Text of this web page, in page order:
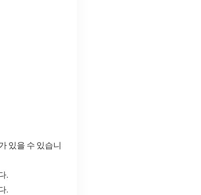
있을 수 있습니
.
.